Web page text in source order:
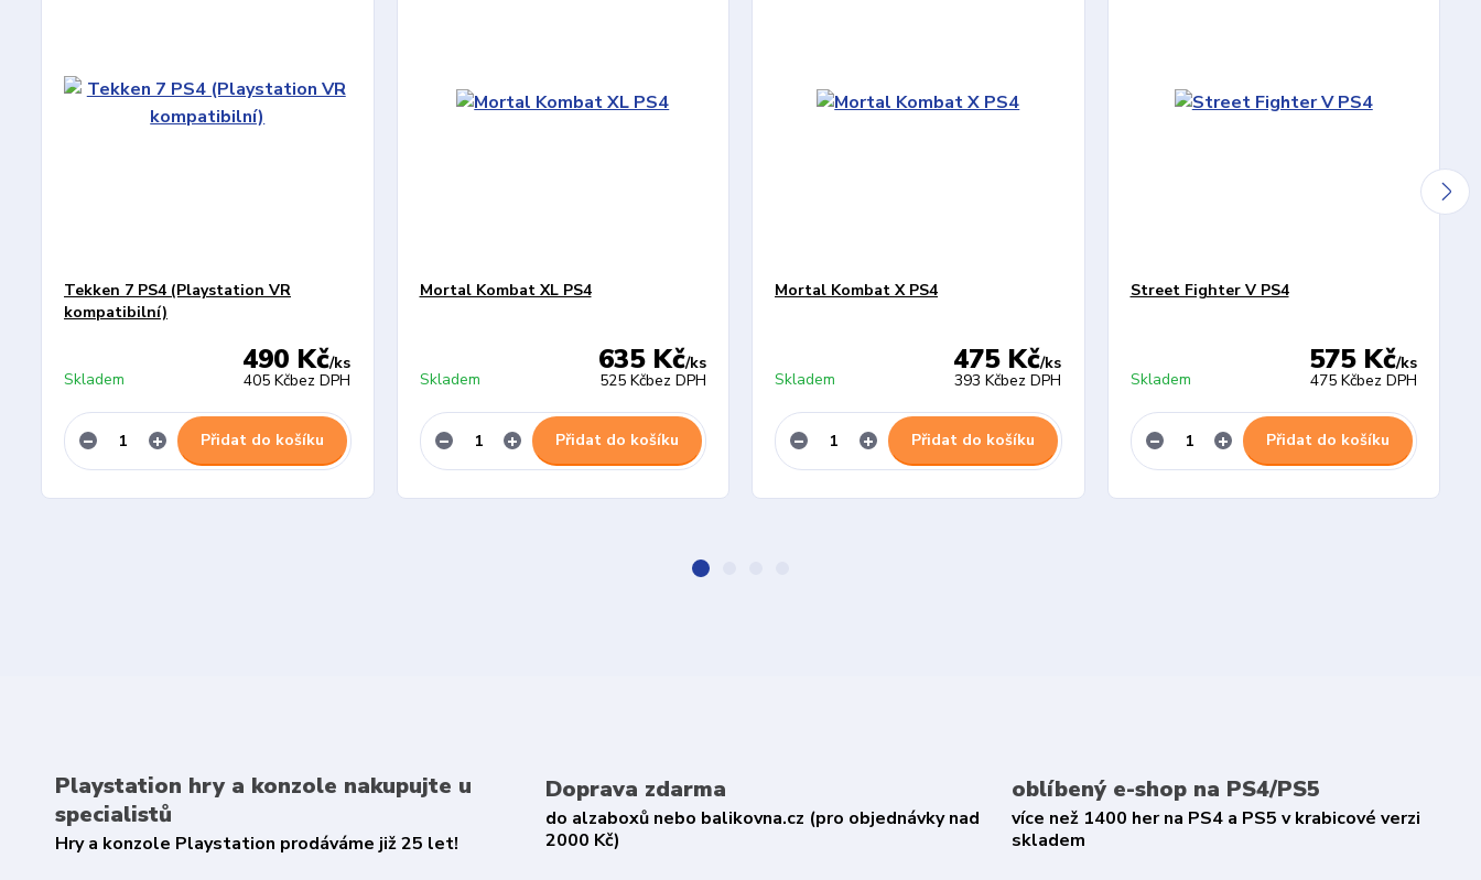
Tekken 7 PS4 (Playstation VR
kompatibilní)
490 Kč/ks
405 Kčbez DPH
Skladem
Přidat do košíku
Mortal Kombat XL PS4
635 Kč/ks
525 Kčbez DPH
Skladem
Přidat do košíku
Mortal Kombat X PS4
475 Kč/ks
393 Kčbez DPH
Skladem
Přidat do košíku
Street Fighter V PS4
575 Kč/ks
475 Kčbez DPH
Skladem
Přidat do košíku
Playstation hry a konzole nakupujte u
specialistů
Hry a konzole Playstation prodáváme již 25 let!
Doprava zdarma
do alzaboxů nebo balikovna.cz (pro objednávky nad
2000 Kč)
oblíbený e-shop na PS4/PS5
více než 1400 her na PS4 a PS5 v krabicové verzi
skladem